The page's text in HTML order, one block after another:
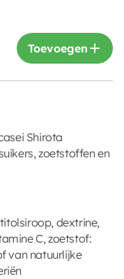
Toevoegen
Shirota
zoetstoffen en
dextrine,
C, zoetstof:
van natuurlijke